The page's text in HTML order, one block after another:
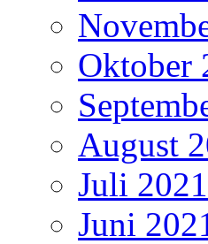
Oktober
August
Juli
Juni